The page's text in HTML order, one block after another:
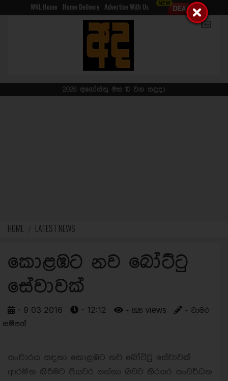
WNL Home Home Delivery Advertise With Us
2026 අගෝස්තු මස 10 වන සඳුදා
HOME LATEST NEWS
කොළඹට නව බෝට්ටු
සේවාවක්
- 9 03 2016 - 12:12 - 826 views
- චාමර
සම්පත්
සංචාරය සඳහා කොළඹට නව බෝට්ටු සේවාවක්
ආරම්භ කිරීමට පියවර ගන්නා බවට තිරසර සංවර්ධන